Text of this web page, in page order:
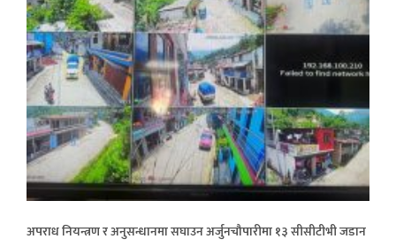
अपराध नियन्त्रण र अनुसन्धानमा सघाउन अर्जुनचौपारीमा १३ सीसीटीभी जडान